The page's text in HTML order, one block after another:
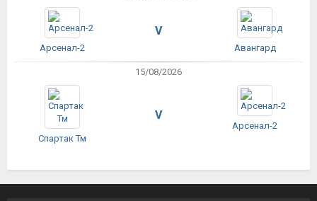
Арсенал-2
V
Авангард
15/08/2026
Спартак Тм
V
Арсенал-2